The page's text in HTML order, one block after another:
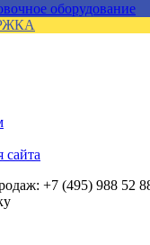
оборудование
сайта
+7 (495) 988 52